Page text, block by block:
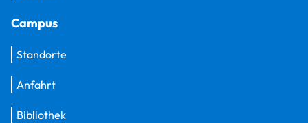
Campus
Standorte
Anfahrt
Bibliothek